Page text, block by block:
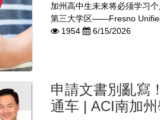
加州高中生未来将必须学习
第三大学区——Fresno
1954
6/15/2026
申請文書別亂寫
通车 | ACI南加